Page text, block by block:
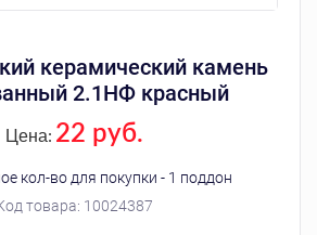
керамический камень
2.1НФ красный
товара: 10024387
Цена: 22 руб.
кол-во для покупки - 1 поддон